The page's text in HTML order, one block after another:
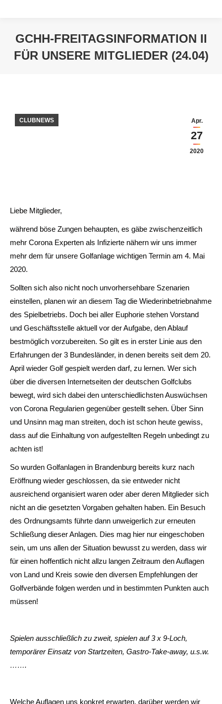
GCHH-FREITAGSINFORMATION II
FÜR UNSERE MITGLIEDER (24.04)
Apr.
27
2020
CLUBNEWS
Liebe Mitglieder,
während böse Zungen behaupten, es gäbe zwischenzeitlich
mehr Corona Experten als Infizierte nähern wir uns immer
mehr dem für unsere Golfanlage wichtigen Termin am 4. Mai
2020.
Sollten sich also nicht noch unvorhersehbare Szenarien
einstellen, planen wir an diesem Tag die Wiederinbetriebnahme
des Spielbetriebs. Doch bei aller Euphorie stehen Vorstand
und Geschäftsstelle aktuell vor der Aufgabe, den Ablauf
bestmöglich vorzubereiten. So gilt es in erster Linie aus den
Erfahrungen der 3 Bundesländer, in denen bereits seit dem 20.
April wieder Golf gespielt werden darf, zu lernen. Wer sich
über die diversen Internetseiten der deutschen Golfclubs
bewegt, wird sich dabei den unterschiedlichsten Auswüchsen
von Corona Regularien gegenüber gestellt sehen. Über Sinn
und Unsinn mag man streiten, doch ist schon heute gewiss,
dass auf die Einhaltung von aufgestellten Regeln unbedingt zu
achten ist!
So wurden Golfanlagen in Brandenburg bereits kurz nach
Eröffnung wieder geschlossen, da sie entweder nicht
ausreichend organisiert waren oder aber deren Mitglieder sich
nicht an die gesetzten Vorgaben gehalten haben. Ein Besuch
des Ordnungsamts führte dann unweigerlich zur erneuten
Schließung dieser Anlagen. Dies mag hier nur eingeschoben
sein, um uns allen der Situation bewusst zu werden, dass wir
für einen hoffentlich nicht allzu langen Zeitraum den Auflagen
von Land und Kreis sowie den diversen Empfehlungen der
Golfverbände folgen werden und in bestimmten Punkten auch
müssen!
Spielen ausschließlich zu zweit, spielen auf 3 x 9-Loch,
temporärer Einsatz von Startzeiten, Gastro-Take-away, u.s.w.
…….
Welche Auflagen uns konkret erwarten, darüber werden wir